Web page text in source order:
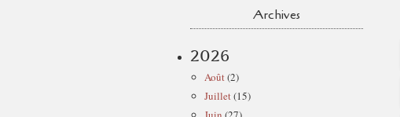
Archives
2026
Août(2)
Juillet(15)